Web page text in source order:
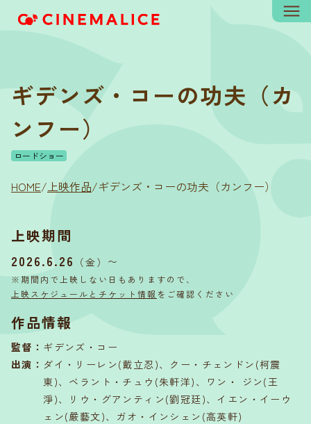
ギデンズ・コーの功夫（カ
ンフー）
ロードショー
HOME/上映作品/ギデンズ・コーの功夫（カンフー）
上映期間
2026.6.26 （金） 〜
※期間内で上映しない日もありますので、
上映スケジュールとチケット情報 をご確認ください
作品情報
監督 ： ギデンズ・コー
出演 ： ダイ・リーレン(戴立忍)、クー・チェンドン(柯震
東)、ベラント・チュウ(朱軒洋)、ワン・ ジン(王
淨)、リウ・グアンティン(劉冠廷)、イエン・イーウ
ェン(嚴藝文)、ガオ・インシェン(高英軒)